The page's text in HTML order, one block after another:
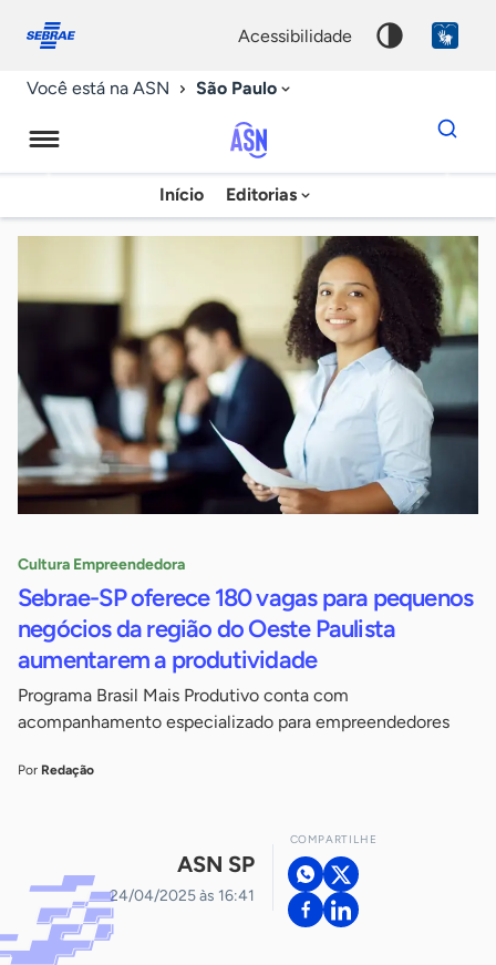
conosco
acessibilidade
Você está na ASN São Paulo
Agência
Sebrae
Notícias
Início Editorias
Dados
para
chave
Cultura Empreendedora
Sebrae-SP oferece 180 vagas para pequenos
negócios da região do Oeste Paulista
aumentarem a produtividade
Programa Brasil Mais Produtivo conta com
acompanhamento especializado para empreendedores
Por Redação
ASN SP
24/04/2025 às 16:41
COMPARTILHE